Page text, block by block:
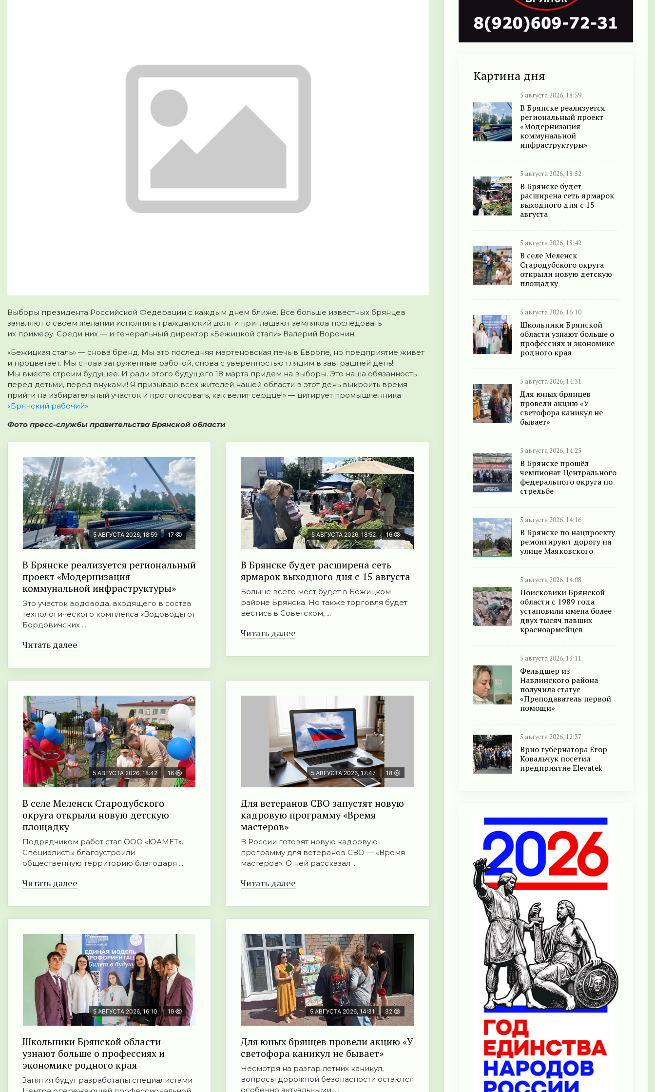
Выборы президента Российской Федерации с каждым днем ближе. Все больше известных брянцев
заявляют о своем желании исполнить гражданский долг и приглашают земляков последовать
их примеру. Среди них — и генеральный директор «Бежицкой стали» Валерий Воронин.
«Бежицкая сталь» — снова бренд. Мы это последняя мартеновская печь в Европе, но предприятие живет
и процветает. Мы снова загруженные работой, снова с уверенностью глядим в завтрашней день!
Мы вместе строим будущее. И ради этого будущего 18 марта придем на выборы. Это наша обязанность
перед детьми, перед внуками! Я призываю всех жителей нашей области в этот день выкроить время
прийти на избирательный участок и проголосовать, как велит сердце!» — цитирует промышленника
«Брянский рабочий».
Фото пресс-службы правительства Брянской области
5 АВГУСТА 2026, 18:59 17
В Брянске реализуется региональный
проект «Модернизация
коммунальной инфраструктуры»
Это участок водовода, входящего в состав
технологического комплекса «Водоводы от
Бордовичских ...
Читать далее
5 АВГУСТА 2026, 18:52 16
В Брянске будет расширена сеть
ярмарок выходного дня с 15 августа
Больше всего мест будет в Бежицком
районе Брянска. Но также торговля будет
вестись в Советском, ...
Читать далее
5 АВГУСТА 2026, 18:42 16
В селе Меленск Стародубского
округа открыли новую детскую
площадку
Подрядчиком работ стал ООО «ЮАМЕТ».
Специалисты благоустроили
общественную территорию благодаря ...
Читать далее
5 АВГУСТА 2026, 17:47 18
Для ветеранов СВО запустят новую
кадровую программу «Время
мастеров»
В России готовят новую кадровую
программу для ветеранов СВО — «Время
мастеров». О ней рассказал ...
Читать далее
5 АВГУСТА 2026, 16:10 19
Школьники Брянской области
узнают больше о профессиях и
экономике родного края
Занятия будут разработаны специалистами
5 АВГУСТА 2026, 14:31 32
Для юных брянцев провели акцию «У
светофора каникул не бывает»
Несмотря на разгар летних каникул,
вопросы дорожной безопасности остаются
особенно актуальными, ...
Картина дня
5 августа 2026, 18:59
В Брянске реализуется
региональный проект
«Модернизация
коммунальной
инфраструктуры»
5 августа 2026, 18:52
В Брянске будет
расширена сеть ярмарок
выходного дня с 15
августа
5 августа 2026, 18:42
В селе Меленск
Стародубского округа
открыли новую детскую
площадку
5 августа 2026, 16:10
Школьники Брянской
области узнают больше о
профессиях и экономике
родного края
5 августа 2026, 14:31
Для юных брянцев
провели акцию «У
светофора каникул не
бывает»
5 августа 2026, 14:25
В Брянске прошёл
чемпионат Центрального
федерального округа по
стрельбе
5 августа 2026, 14:16
В Брянске по нацпроекту
ремонтируют дорогу на
улице Маяковского
5 августа 2026, 14:08
Поисковики Брянской
области с 1989 года
установили имена более
двух тысяч павших
красноармейцев
5 августа 2026, 13:11
Фельдшер из
Навлинского района
получила статус
«Преподаватель первой
помощи»
5 августа 2026, 12:37
Врио губернатора Егор
Ковальчук посетил
предприятие Elevatek